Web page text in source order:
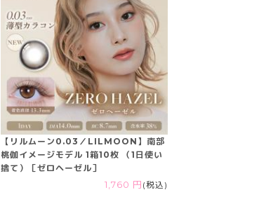
【リルムーン0.03／LILMOON】南部
桃伽イメージモデル 1箱10枚 （1日使い
捨て）［ゼロヘーゼル］
1,760 円 (税込)